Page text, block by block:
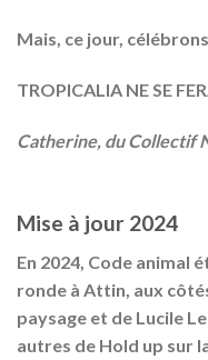
Mais, ce jour,
TROPICALIA NE SE
Catherine, du Collectif
Mise à jour 2024
En 2024, Code animal
ronde à Attin, aux
paysage et de Lucile
autres de Hold up sur